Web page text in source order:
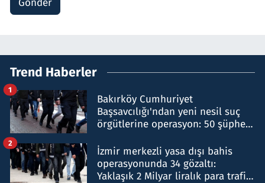
Gönder
Trend Haberler
Bakırköy Cumhuriyet
Başsavcılığı'ndan yeni nesil suç
örgütlerine operasyon: 50 şüpheli
1
İzmir merkezli yasa dışı bahis
operasyonunda 34 gözaltı:
Yaklaşık 2 Milyar liralık para trafiği
2